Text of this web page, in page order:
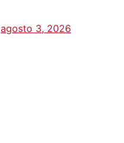
agosto 3, 2026